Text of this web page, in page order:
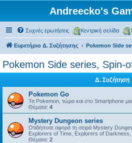
Andreecko's
Συχνές ερωτήσεις Κεντρική σελίδα
Ευρετήριο Δ. Συζήτησης Pokemon Side
Pokemon Side series, Spin-
Δ. Συζήτηση
Pokemon Go
Τα Pokemon, τώρα και στο Smartphone
Θέματα: 4
Mystery Dungeon series
Οτιδήποτε αφορά τη σειρά Mystery
Explorers of Time, Explorers of Darkness,
Θέματα: 2